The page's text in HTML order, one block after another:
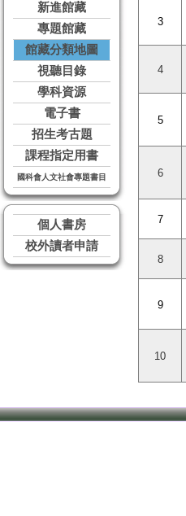
新進館藏
專題館藏
館藏分類地圖
視聽目錄
學科資源
電子書
招生考古題
課程指定用書
國科會人文社會專題書目
個人書房
校外讀者申請
3
4
5
6
7
8
9
10